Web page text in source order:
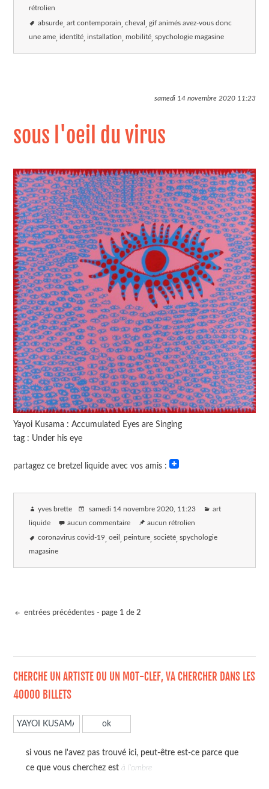
rétrolien
absurde art contemporain cheval gif animés avez-vous donc
une ame identité installation mobilité spychologie magasine
samedi 14 novembre 202011:23
sous l'oeil du virus
Yayoi Kusama : Accumulated Eyes are Singing
tag : Under his eye
partagez ce bretzel liquide avec vos amis :
yves brette samedi 14 novembre 2020 , 11:23 art
liquide aucun commentaire aucun rétrolien
coronavirus covid-19 oeil peinture société spychologie
magasine
entrées précédentes - page 1 de 2
CHERCHE UN ARTISTE OU UN MOT-CLEF, VA CHERCHER DANS LES
40000 BILLETS
si vous ne l'avez pas trouvé ici, peut-être est-ce parce que
ce que vous cherchez est à l'ombre